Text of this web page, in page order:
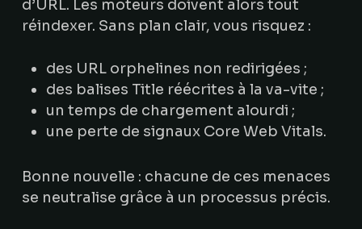
d’URL. Les moteurs doivent alors tout
réindexer. Sans plan clair, vous risquez :
des URL orphelines non redirigées ;
des balises Title réécrites à la va-vite ;
un temps de chargement alourdi ;
une perte de signaux Core Web Vitals.
Bonne nouvelle : chacune de ces menaces
se neutralise grâce à un processus précis.